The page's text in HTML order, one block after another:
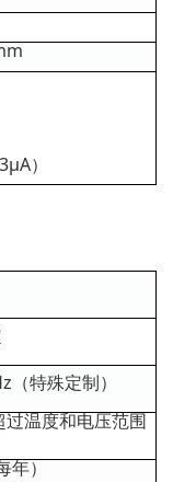
）
特殊定制）
温度和电压范围
年）